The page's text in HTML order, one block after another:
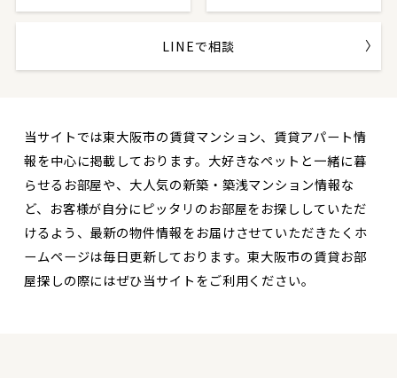
LINEで相談
当サイトでは東大阪市の賃貸マンション、賃貸アパート情
報を中心に掲載しております。大好きなペットと一緒に暮
らせるお部屋や、大人気の新築・築浅マンション情報な
ど、お客様が自分にピッタリのお部屋をお探ししていただ
けるよう、最新の物件情報をお届けさせていただきたくホ
ームページは毎日更新しております。東大阪市の賃貸お部
屋探しの際にはぜひ当サイトをご利用ください。